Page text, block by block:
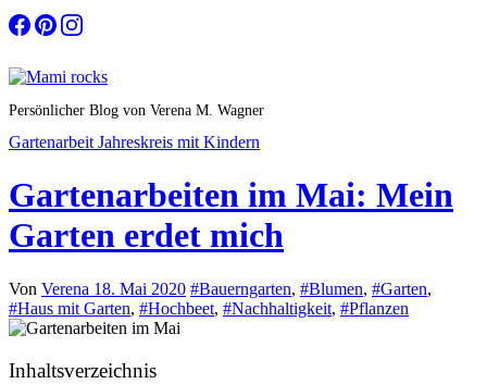
Zum
Inhalt
Persönlicher Blog von Verena M. Wagner
Gartenarbeit Jahreskreis mit Kindern
Gartenarbeiten im Mai: Mein
Garten erdet mich
Von Verena 18. Mai 2020 #Bauerngarten, #Blumen, #Garten,
#Haus mit Garten, #Hochbeet, #Nachhaltigkeit, #Pflanzen
Inhaltsverzeichnis